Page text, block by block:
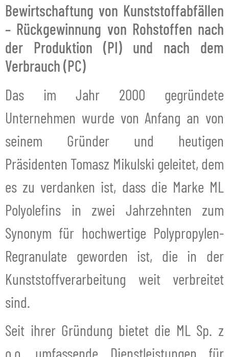
Bewirtschaftung von Kunststoffabfällen
– Rückgewinnung von Rohstoffen nach
der Produktion (PI) und nach dem
Verbrauch (PC)
Das im Jahr 2000 gegründete
Unternehmen wurde von Anfang an von
seinem Gründer und heutigen
Präsidenten Tomasz Mikulski geleitet, dem
es zu verdanken ist, dass die Marke ML
Polyolefins in zwei Jahrzehnten zum
Synonym für hochwertige Polypropylen-
Regranulate geworden ist, die in der
Kunststoffverarbeitung weit verbreitet
sind.
Seit ihrer Gründung bietet die ML Sp. z
o.o. umfassende Dienstleistungen für